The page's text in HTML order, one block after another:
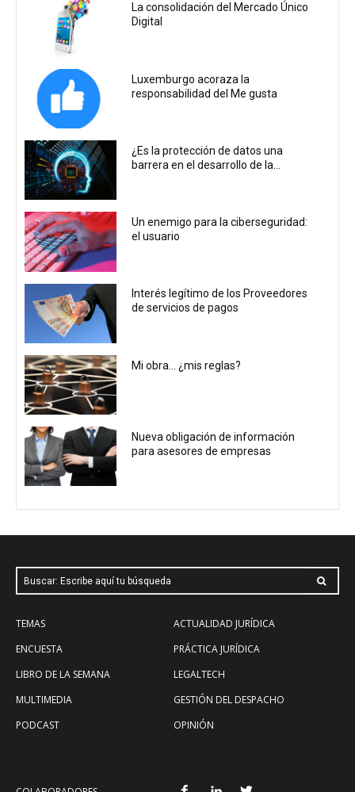
La consolidación del Mercado Único
Digital
Luxemburgo acoraza la
responsabilidad del Me gusta
¿Es la protección de datos una
barrera en el desarrollo de la...
Un enemigo para la ciberseguridad:
el usuario
Interés legítimo de los Proveedores
de servicios de pagos
Mi obra… ¿mis reglas?
Nueva obligación de información
para asesores de empresas
Buscar: Escribe aquí tu búsqueda
TEMAS
ENCUESTA
LIBRO DE LA SEMANA
MULTIMEDIA
PODCAST
ACTUALIDAD JURÍDICA
PRÁCTICA JURÍDICA
LEGALTECH
GESTIÓN DEL DESPACHO
OPINIÓN